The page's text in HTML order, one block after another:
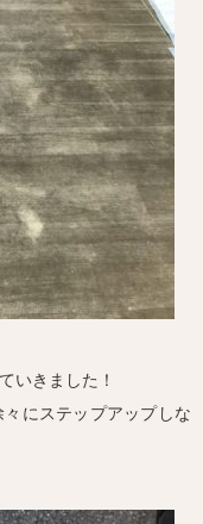
いきました！
にステップアップしな